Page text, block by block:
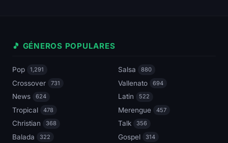
🎵 GÉNEROS POPULARES
Pop 1,291 Salsa 880
Crossover 731 Vallenato 694
News 624 Latin 522
Tropical 478 Merengue 457
Christian 368 Talk 356
Balada 322 Gospel 314